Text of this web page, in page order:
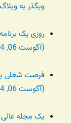
وبگذر به وبلاگ
روزی یک
(آگوست 06, 2014)
فرصت شغلی
(آگوست 06, 2014)
یک مجله عالی